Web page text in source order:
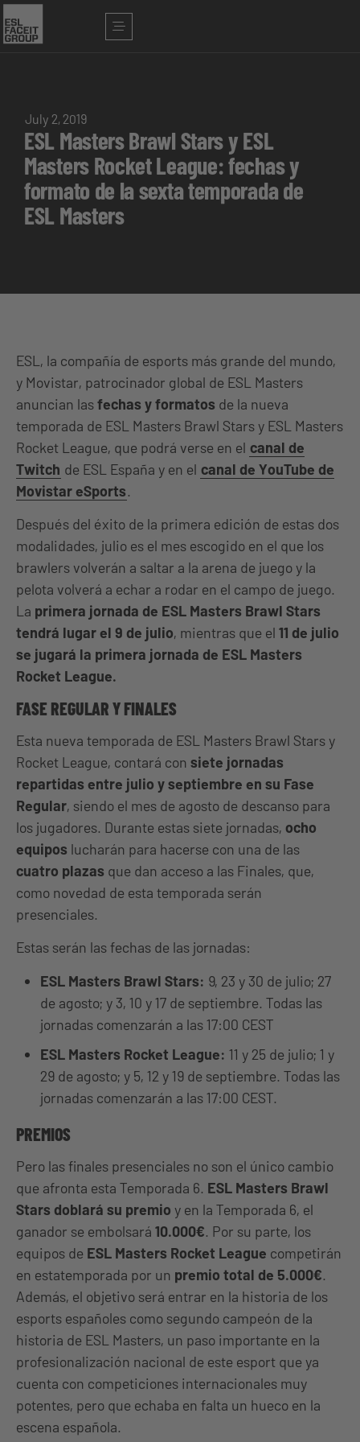
July 2, 2019
ESL Masters Brawl Stars y ESL
Masters Rocket League: fechas y
formato de la sexta temporada de
ESL Masters
ESL, la compañía de esports más grande del mundo,
y Movistar, patrocinador global de ESL Masters
anuncian lasfechas y formatos de la nueva
temporada de ESL Masters Brawl Stars y ESL Masters
Rocket League, que podrá verse en el canal de
Twitch de ESL España y en el canal de YouTube de
Movistar eSports.
Después del éxito de la primera edición de estas dos
modalidades, julio es el mes escogido en el que los
brawlers volverán a saltar a la arena de juego y la
pelota volverá a echar a rodar en el campo de juego.
La primera jornada de ESL Masters Brawl Stars
tendrá lugar el 9 de julio, mientras que el 11 de julio
se jugará la primera jornada de ESL Masters
Rocket League.
FASE REGULAR Y FINALES
Esta nueva temporada de ESL Masters Brawl Stars y
Rocket League, contará con siete jornadas
repartidas entre julio y septiembre en su Fase
Regular, siendo el mes de agosto de descanso para
los jugadores. Durante estas siete jornadas, ocho
equipos lucharán para hacerse con una de las
cuatro plazas que dan acceso a las Finales, que,
como novedad de esta temporada serán
presenciales.
Estas serán las fechas de las jornadas:
ESL Masters Brawl Stars: 9, 23 y 30 de julio; 27
de agosto; y 3, 10 y 17 de septiembre. Todas las
jornadas comenzarán a las 17:00 CEST
ESL Masters Rocket League: 11 y 25 de julio; 1 y
29 de agosto; y 5, 12 y 19 de septiembre. Todas las
jornadas comenzarán a las 17:00 CEST.
PREMIOS
Pero las finales presenciales no son el único cambio
que afronta esta Temporada 6. ESL Masters Brawl
Stars doblará su premio y en la Temporada 6, el
ganador se embolsará 10.000€. Por su parte, los
equipos de ESL Masters Rocket League competirán
en estatemporada por un premio total de 5.000€.
Además, el objetivo será entrar en la historia de los
esports españoles como segundo campeón de la
historia de ESL Masters, un paso importante en la
profesionalización nacional de este esport que ya
cuenta con competiciones internacionales muy
potentes, pero que echaba en falta un hueco en la
escena española.